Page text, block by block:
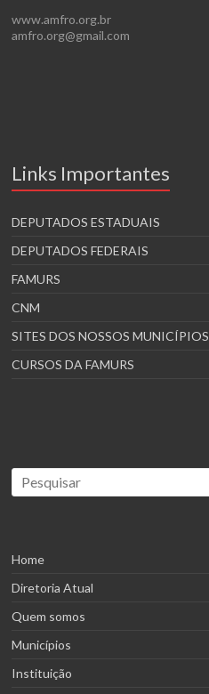
www.amfro.org.br
amfro.org@gmail.com
Links Importantes
DEPUTADOS ESTADUAIS
DEPUTADOS FEDERAIS
FAMURS
CNM
SITES DOS NOSSOS MUNICÍPIOS
CURSOS DA FAMURS
Home
Diretoria Atual
Quem somos
Municípios
Instituição